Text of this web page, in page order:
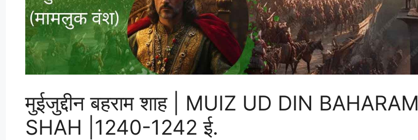
मुईजुद्दीन बहराम शाह | MUIZ UD DIN BAHARAM
SHAH |1240-1242 ई.